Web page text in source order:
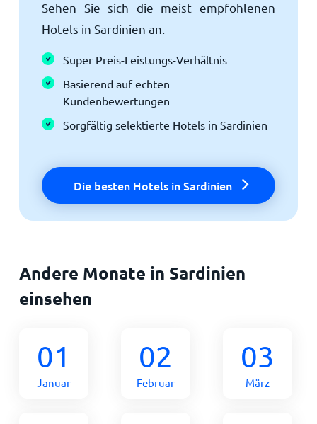
Sehen Sie sich die meist empfohlenen
Hotels in Sardinien an.
Super Preis-Leistungs-Verhältnis
Basierend auf echten
Kundenbewertungen
Sorgfältig selektierte Hotels in Sardinien
Die besten Hotels in Sardinien
Andere Monate in Sardinien
einsehen
01
Januar
02
Februar
03
März